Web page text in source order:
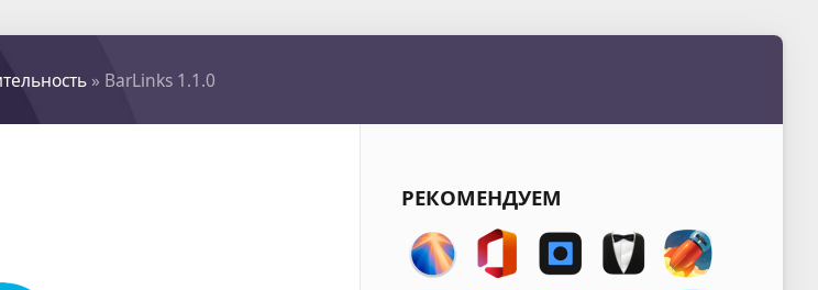
» BarLinks 1.1.0
РЕКОМЕНДУЕМ